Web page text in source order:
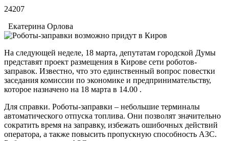
24207
Екатерина Орлова
На следующей неделе, 18 марта, депутатам городской Думы
представят проект размещения в Кирове сети роботов-
заправок. Известно, что это единственный вопрос повестки
заседания комиссии по экономике и предпринимательству,
которое назначено на 18 марта в 14.00 .
Для справки. Роботы-заправки – небольшие терминалы
автоматического отпуска топлива. Они позволят значительно
сократить время на заправку, избежать ошибочных действий
оператора, а также повысить пропускную способность АЗС.